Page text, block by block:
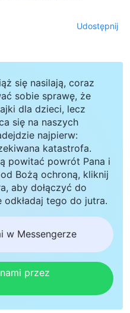
Udostępnij
się nasilają, coraz
sobie sprawę, że
dla dzieci, lecz
się na naszych
najpierw:
katastrofa.
powitać powrót Pana i
Bożą ochroną, kliknij
aby dołączyć do
odkładaj tego do jutra.
w Messengerze
przez